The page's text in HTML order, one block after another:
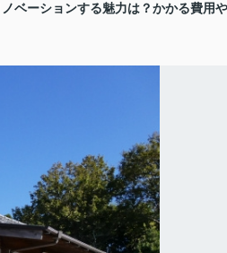
ベーションする魅力は？かかる費用